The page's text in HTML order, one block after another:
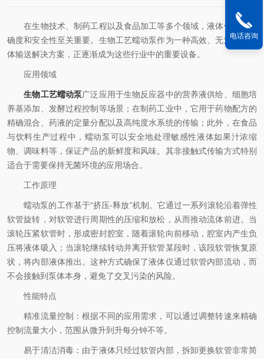
在生物技术、制药工程以及食品加工等多个领域，液体传输的精
确度和安全性至关重要。生物工艺蠕动泵作为一种高效、无污染的流
体输送解决方案，正逐渐成为这些行业中的重要设备。
应用领域
生物工艺蠕动泵广泛应用于生物反应器中的营养液供给、细胞培
养基添加、发酵过程控制等场景；在制药工业中，它用于药物配方的
精确混合、药液的定量分配以及高纯度水系统的传输；此外，在食品
与饮料生产过程中，蠕动泵可以安全地处理敏感性液体如果汁浓缩
物、调味料等，保证产品的新鲜度和风味。其非接触式传输方式特别
适合于需要保持无菌环境的应用场合。
工作原理
蠕动泵的工作基于“挤压-释放”机制。它通过一系列滚轮沿着弹性
软管旋转，对软管进行周期性的压缩和放松，从而推动流体前进。当
滚轮压紧软管时，形成密封腔室，随着滚轮向前移动，腔室内产生负
压将液体吸入；当滚轮继续转动并离开软管某段时，该段软管恢复原
状，将内部液体推出。这种方式确保了液体仅通过软管内部流动，而
不会接触到泵体本身，避免了交叉污染的风险。
性能特点
精准流量控制：根据不同的应用需求，可以通过调整转速来精确
控制流量大小，范围从微升到升每分钟不等。
易于清洁消毒：由于液体只经过软管内部，拆卸更换软管非常简
电话咨询